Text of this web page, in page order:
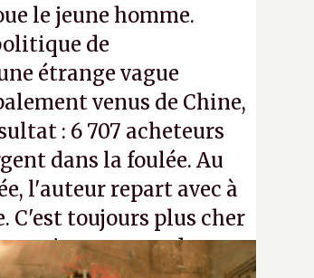
le jeune homme.
de
étrange vague
venus de Chine,
: 6 707 acheteurs
dans la foulée. Au
l'auteur repart avec à
C'est toujours plus cher
mais ça apprendra aux